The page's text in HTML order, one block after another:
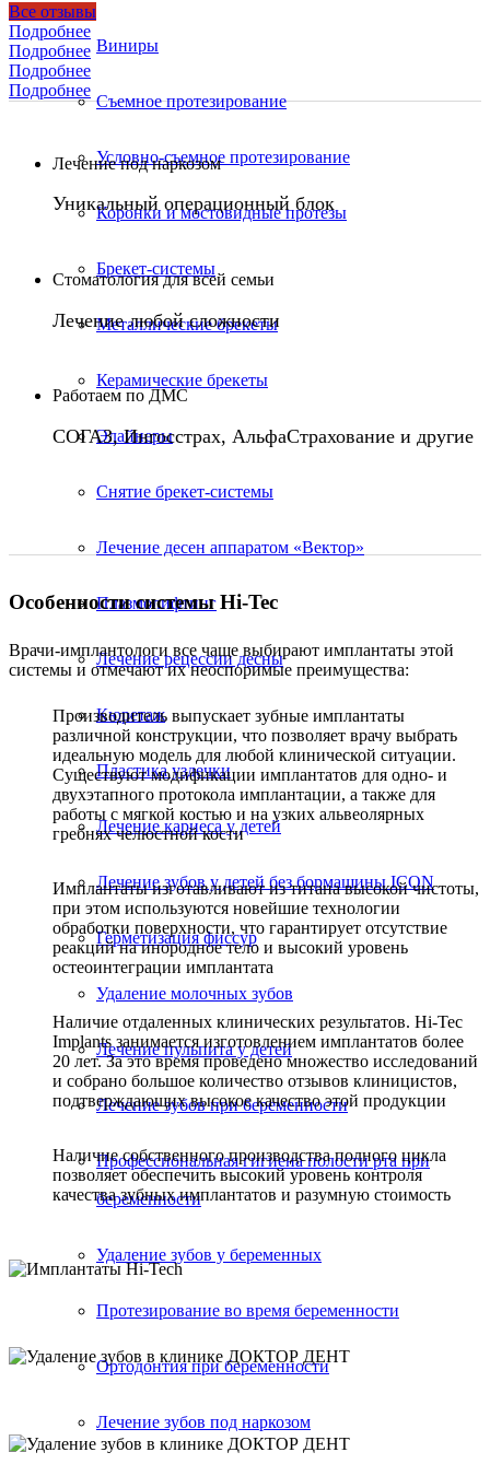
Виниры
Съемное протезирование
Условно-съемное протезирование
Коронки и мостовидные протезы
Брекет-системы
Металлические брекеты
Керамические брекеты
Элайнеры
Снятие брекет-системы
Лечение десен аппаратом «Вектор»
Плазмолифтинг
Лечение рецессии десны
Кюретаж
Пластика уздечки
Лечение кариеса у детей
Лечение зубов у детей без бормашины ICON
Герметизация фиссур
Удаление молочных зубов
Лечение пульпита у детей
Лечение зубов при беременности
Профессиональная гигиена полости рта при
беременности
Удаление зубов у беременных
Протезирование во время беременности
Ортодонтия при беременности
Лечение зубов под наркозом
Все отзывы
Подробнее
Подробнее
Подробнее
Подробнее
Лечение под наркозом
Уникальный операционный блок
Стоматология для всей семьи
Лечение любой сложности
Работаем по ДМС
СОГАЗ, Ингосстрах, АльфаСтрахование и другие
Особенности системы Hi-Tec
Врачи-имплантологи все чаще выбирают имплантаты этой
системы и отмечают их неоспоримые преимущества:
Производитель выпускает зубные имплантаты
различной конструкции, что позволяет врачу выбрать
идеальную модель для любой клинической ситуации.
Существуют модификации имплантатов для одно- и
двухэтапного протокола имплантации, а также для
работы с мягкой костью и на узких альвеолярных
гребнях челюстной кости
Имплантаты изготавливают из титана высокой чистоты,
при этом используются новейшие технологии
обработки поверхности, что гарантирует отсутствие
реакций на инородное тело и высокий уровень
остеоинтеграции имплантата
Наличие отдаленных клинических результатов. Hi-Tec
Implants занимается изготовлением имплантатов более
20 лет. За это время проведено множество исследований
и собрано большое количество отзывов клиницистов,
подтверждающих высокое качество этой продукции
Наличие собственного производства полного цикла
позволяет обеспечить высокий уровень контроля
качества зубных имплантатов и разумную стоимость